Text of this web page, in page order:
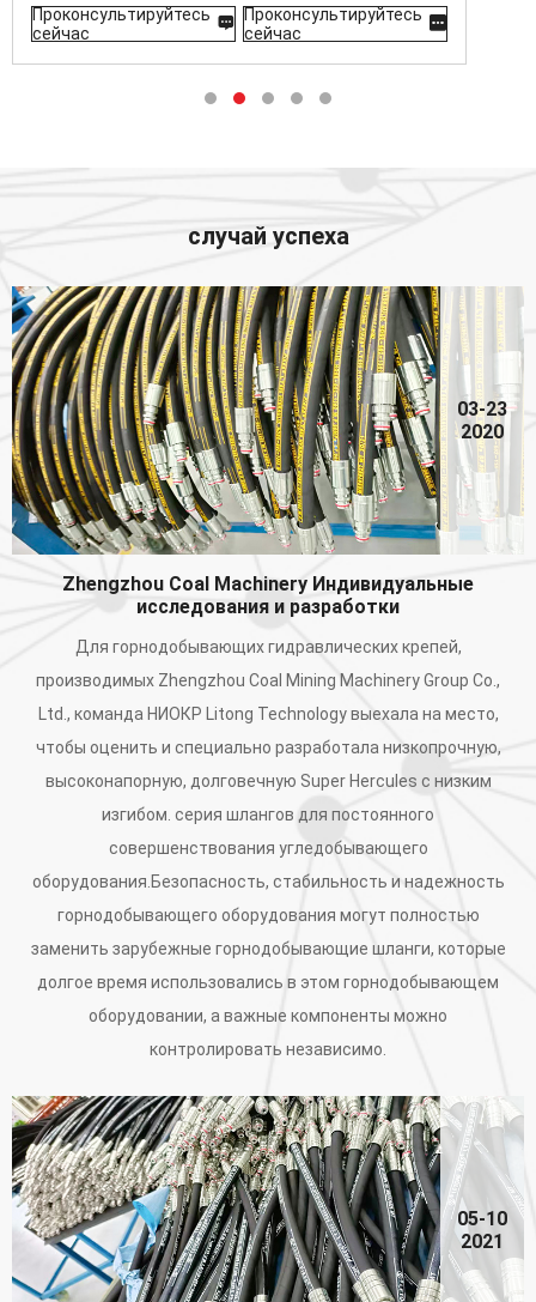
Внешний слой: износостойкий, устойчивый к
атмосферным воздействиям синтетический
Проконсультируйтесь
сейчас
Проконсультируйтесь
сейчас
случай успеха
03-23
2020
Zhengzhou Coal Machinery Индивидуальные
исследования и разработки
Для горнодобывающих гидравлических крепей,
производимых Zhengzhou Coal Mining Machinery Group Co.,
Ltd., команда НИОКР Litong Technology выехала на место,
чтобы оценить и специально разработала низкопрочную,
высоконапорную, долговечную Super Hercules с низким
изгибом. серия шлангов для постоянного
совершенствования угледобывающего
оборудования.Безопасность, стабильность и надежность
горнодобывающего оборудования могут полностью
заменить зарубежные горнодобывающие шланги, которые
долгое время использовались в этом горнодобывающем
оборудовании, а важные компоненты можно
контролировать независимо.
05-10
2021